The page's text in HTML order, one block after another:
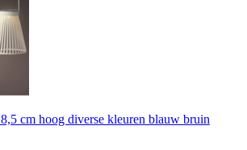
cm hoog diverse kleuren blauw bruin